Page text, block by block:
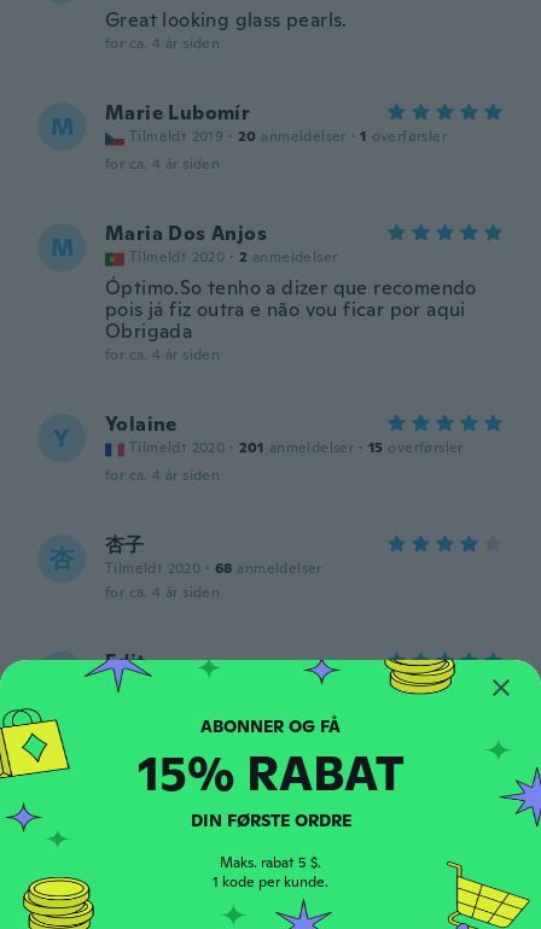
Great looking glass pearls.
for ca. 4 år siden
M Marie Lubomír
Tilmeldt 2019 · 20 anmeldelser · 1 overførsler
for ca. 4 år siden
M Maria Dos Anjos
Tilmeldt 2020 · 2 anmeldelser
Óptimo.So tenho a dizer que recomendo
pois já fiz outra e não vou ficar por aqui
Obrigada
for ca. 4 år siden
Y Yolaine
Tilmeldt 2020 · 201 anmeldelser · 15 overførsler
for ca. 4 år siden
杏 杏子
Tilmeldt 2020 · 68 anmeldelser
for ca. 4 år siden
Edit
anmeldelser overførsler
Nagyon szépek a gyöngyök-köszönöm
S Tilmeldt 2022 · 19 anmeldelser
Quality not as good as pictured
for ca. 4 år siden
15% RABAT
DIN FØRSTE ORDRE
Maks. rabat 5 $.
1 kode per kunde.